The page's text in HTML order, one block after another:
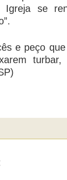
se
e peço